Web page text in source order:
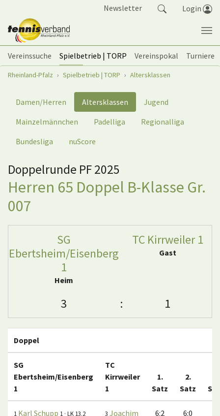
Newsletter Login
Vereinssuche Spielbetrieb | TORP Vereinspokal
Turniere
Sie sind hier:
Rheinland-Pfalz Spielbetrieb | TORP Altersklassen
Damen/Herren Altersklassen
Jugend
Mainzelmännchen
Padelliga
Regionalliga
Bundesliga
nuScore
Doppelrunde PF 2025
Herren 65 Doppel B-Klasse Gr.
007
SG
Ebertsheim/Eisenberg
1
Heim
TC Kirrweiler 1
Gast
3 : 1
Doppel
SG
Ebertsheim/Eisenberg
1
TC
Kirrweiler
1
1.
Satz
2.
Satz
1 Karl Schupp 1 · LK 13.2
3 Joachim
6:2 6:0